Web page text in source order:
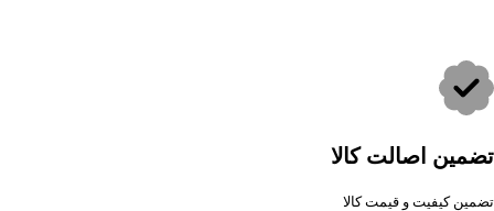
تضمین اصالت کالا
تضمین کیفیت و قیمت کالا